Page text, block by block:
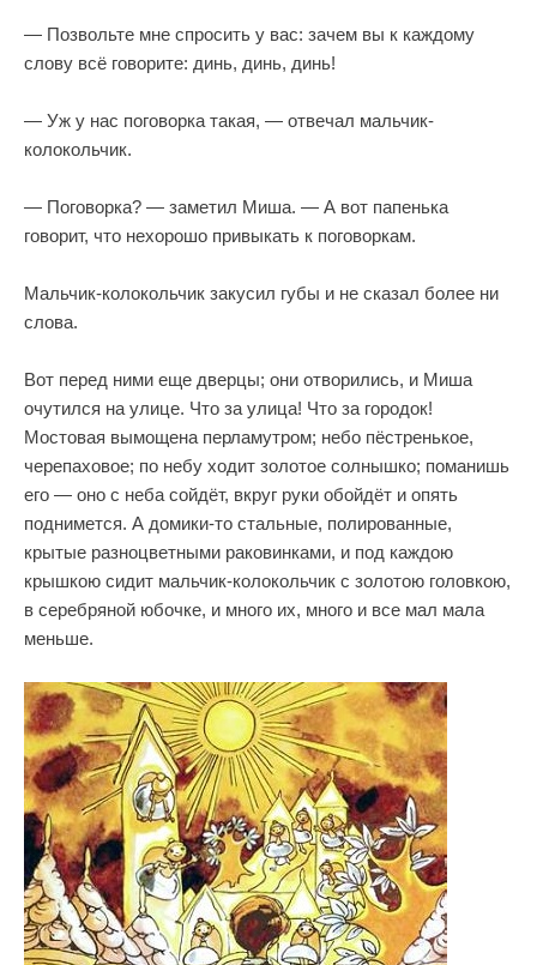
— Позвольте мне спросить у вас: зачем вы к каждому
слову всё говорите: динь, динь, динь!
— Уж у нас поговорка такая, — отвечал мальчик-
колокольчик.
— Поговорка? — заметил Миша. — А вот папенька
говорит, что нехорошо привыкать к поговоркам.
Мальчик-колокольчик закусил губы и не сказал более ни
слова.
Вот перед ними еще дверцы; они отворились, и Миша
очутился на улице. Что за улица! Что за городок!
Мостовая вымощена перламутром; небо пёстренькое,
черепаховое; по небу ходит золотое солнышко; поманишь
его — оно с неба сойдёт, вкруг руки обойдёт и опять
поднимется. А домики-то стальные, полированные,
крытые разноцветными раковинками, и под каждою
крышкою сидит мальчик-колокольчик с золотою головкою,
в серебряной юбочке, и много их, много и все мал мала
меньше.